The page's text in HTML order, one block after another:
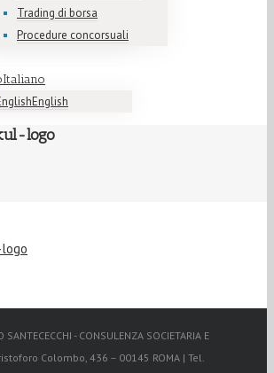
Trading di borsa
Procedure concorsuali
Italiano
English
logo
SANTECECCHI - CONSULENZA SOCIETARIA E
Colombo, 436 – 00145 ROMA | Tel.